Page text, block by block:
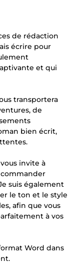
de rédaction
écrire pour
et qui
transportera
de
bien écrit,
invite à
suis également
le ton et le style
afin que vous
à vos
Word dans